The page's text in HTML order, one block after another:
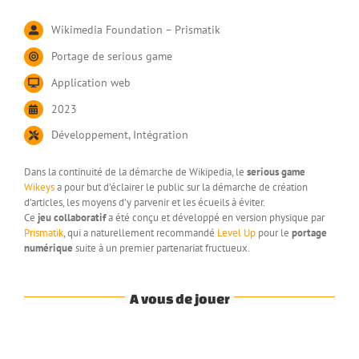
Wikimedia Foundation – Prismatik
Portage de serious game
Application web
2023
Développement, Intégration
Dans la continuité de la démarche de Wikipedia, le serious game
Wikeysa pour but d’éclairer le public sur la démarche de création
d’articles, les moyens d’y parvenir et les écueils à éviter.
Ce jeu collaboratifa été conçu et développé en version physique par
Prismatik, qui a naturellement recommandé Level Uppour le portage
numérique suite à un premier partenariat fructueux.
A vous de jouer